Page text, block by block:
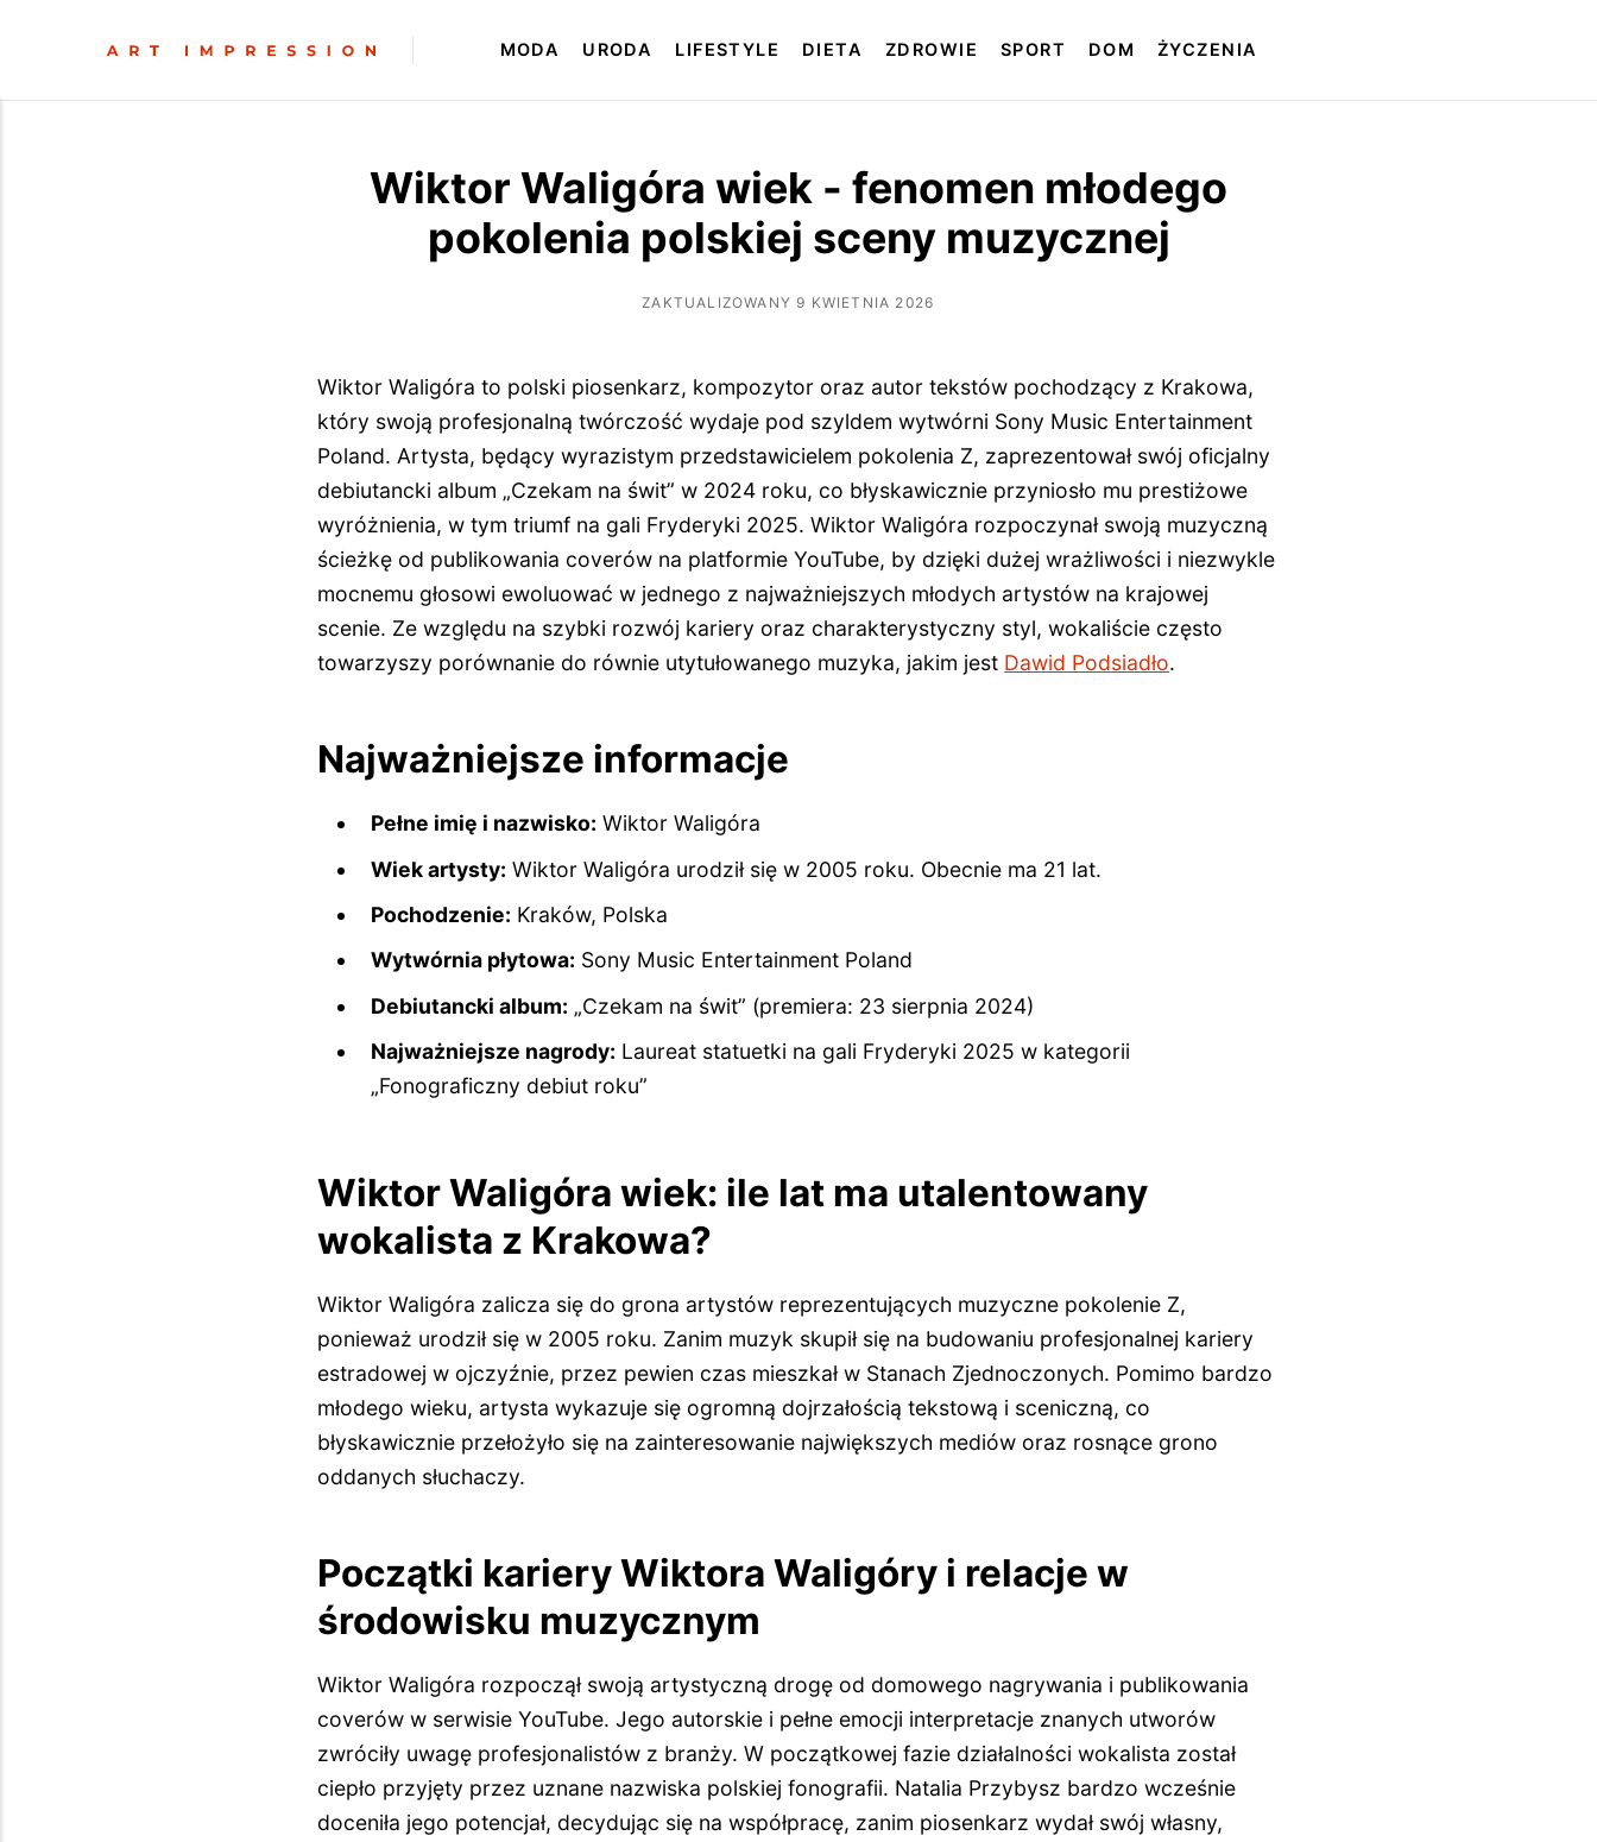
MODA URODA LIFESTYLE DIETA ZDROWIE SPORT DOM ŻYCZENIA
Wiktor Waligóra wiek - fenomen młodego
pokolenia polskiej sceny muzycznej
ZAKTUALIZOWANY 9 KWIETNIA 2026
Wiktor Waligóra to polski piosenkarz, kompozytor oraz autor tekstów pochodzący z Krakowa,
który swoją profesjonalną twórczość wydaje pod szyldem wytwórni Sony Music Entertainment
Poland. Artysta, będący wyrazistym przedstawicielem pokolenia Z, zaprezentował swój oficjalny
debiutancki album „Czekam na świt” w 2024 roku, co błyskawicznie przyniosło mu prestiżowe
wyróżnienia, w tym triumf na gali Fryderyki 2025. Wiktor Waligóra rozpoczynał swoją muzyczną
ścieżkę od publikowania coverów na platformie YouTube, by dzięki dużej wrażliwości i niezwykle
mocnemu głosowi ewoluować w jednego z najważniejszych młodych artystów na krajowej
scenie. Ze względu na szybki rozwój kariery oraz charakterystyczny styl, wokaliście często
towarzyszy porównanie do równie utytułowanego muzyka, jakim jest Dawid Podsiadło.
Najważniejsze informacje
Pełne imię i nazwisko: Wiktor Waligóra
Wiek artysty: Wiktor Waligóra urodził się w 2005 roku. Obecnie ma 21 lat.
Pochodzenie: Kraków, Polska
Wytwórnia płytowa: Sony Music Entertainment Poland
Debiutancki album: „Czekam na świt” (premiera: 23 sierpnia 2024)
Najważniejsze nagrody: Laureat statuetki na gali Fryderyki 2025 w kategorii
„Fonograficzny debiut roku”
Wiktor Waligóra wiek: ile lat ma utalentowany
wokalista z Krakowa?
Wiktor Waligóra zalicza się do grona artystów reprezentujących muzyczne pokolenie Z,
ponieważ urodził się w 2005 roku. Zanim muzyk skupił się na budowaniu profesjonalnej kariery
estradowej w ojczyźnie, przez pewien czas mieszkał w Stanach Zjednoczonych. Pomimo bardzo
młodego wieku, artysta wykazuje się ogromną dojrzałością tekstową i sceniczną, co
błyskawicznie przełożyło się na zainteresowanie największych mediów oraz rosnące grono
oddanych słuchaczy.
Początki kariery Wiktora Waligóry i relacje w
środowisku muzycznym
Wiktor Waligóra rozpoczął swoją artystyczną drogę od domowego nagrywania i publikowania
coverów w serwisie YouTube. Jego autorskie i pełne emocji interpretacje znanych utworów
zwróciły uwagę profesjonalistów z branży. W początkowej fazie działalności wokalista został
ciepło przyjęty przez uznane nazwiska polskiej fonografii. Natalia Przybysz bardzo wcześnie
doceniła jego potencjał, decydując się na współpracę, zanim piosenkarz wydał swój własny,